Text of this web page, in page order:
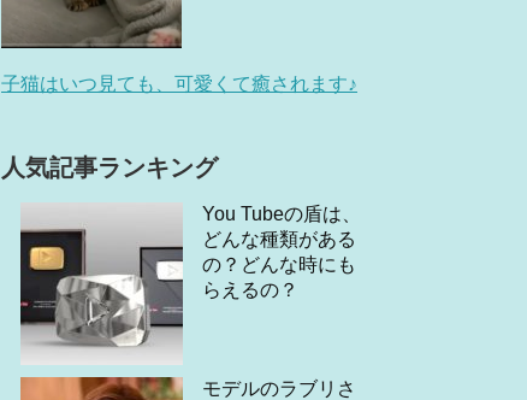
子猫はいつ見ても、可愛くて癒されます♪
人気記事ランキング
You Tubeの盾は、
どんな種類がある
の？どんな時にも
らえるの？
モデルのラブリさ